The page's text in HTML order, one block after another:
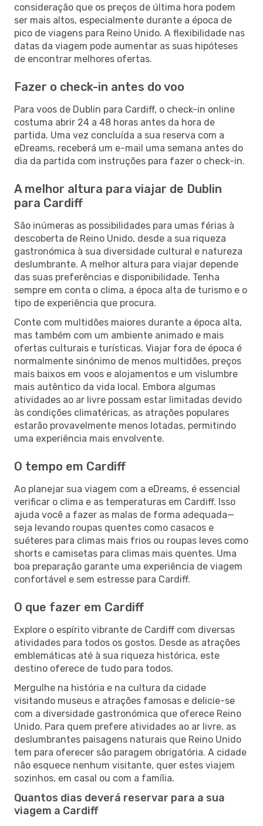
consideração que os preços de última hora podem
ser mais altos, especialmente durante a época de
pico de viagens para Reino Unido. A flexibilidade nas
datas da viagem pode aumentar as suas hipóteses
de encontrar melhores ofertas.
Fazer o check-in antes do voo
Para voos de Dublin para Cardiff, o check-in online
costuma abrir 24 a 48 horas antes da hora de
partida. Uma vez concluída a sua reserva com a
eDreams, receberá um e-mail uma semana antes do
dia da partida com instruções para fazer o check-in.
A melhor altura para viajar de Dublin
para Cardiff
São inúmeras as possibilidades para umas férias à
descoberta de Reino Unido, desde a sua riqueza
gastronómica à sua diversidade cultural e natureza
deslumbrante. A melhor altura para viajar depende
das suas preferências e disponibilidade. Tenha
sempre em conta o clima, a época alta de turismo e o
tipo de experiência que procura.
Conte com multidões maiores durante a época alta,
mas também com um ambiente animado e mais
ofertas culturais e turísticas. Viajar fora de época é
normalmente sinónimo de menos multidões, preços
mais baixos em voos e alojamentos e um vislumbre
mais autêntico da vida local. Embora algumas
atividades ao ar livre possam estar limitadas devido
às condições climatéricas, as atrações populares
estarão provavelmente menos lotadas, permitindo
uma experiência mais envolvente.
O tempo em Cardiff
Ao planejar sua viagem com a eDreams, é essencial
verificar o clima e as temperaturas em Cardiff. Isso
ajuda você a fazer as malas de forma adequada—
seja levando roupas quentes como casacos e
suéteres para climas mais frios ou roupas leves como
shorts e camisetas para climas mais quentes. Uma
boa preparação garante uma experiência de viagem
confortável e sem estresse para Cardiff.
O que fazer em Cardiff
Explore o espírito vibrante de Cardiff com diversas
atividades para todos os gostos. Desde as atrações
emblemáticas até à sua riqueza histórica, este
destino oferece de tudo para todos.
Mergulhe na história e na cultura da cidade
visitando museus e atrações famosas e delicie-se
com a diversidade gastronómica que oferece Reino
Unido. Para quem prefere atividades ao ar livre, as
deslumbrantes paisagens naturais que Reino Unido
tem para oferecer são paragem obrigatória. A cidade
não esquece nenhum visitante, quer estes viajem
sozinhos, em casal ou com a família.
Quantos dias deverá reservar para a sua
viagem a Cardiff